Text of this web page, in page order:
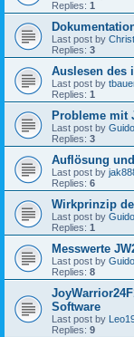
Replies: 1
Last post by
Replies: 3
Auslesen des
Last post by
Replies: 1
Probleme mit
Last post by
Replies: 3
Auflösung
Last post by
Replies: 6
Wirkprinzip
Last post by
Replies: 1
Messwerte
Last post by
Replies: 8
Software
Last post by
Replies: 9